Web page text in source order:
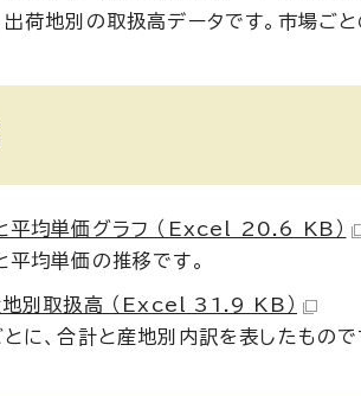
荷地別の取扱高データです。市場ごと
平均単価グラフ （Excel 20.6 KB）
均単価の推移です。
地別取扱高 （Excel 31.9 KB）
に、合計と産地別内訳を表したもので